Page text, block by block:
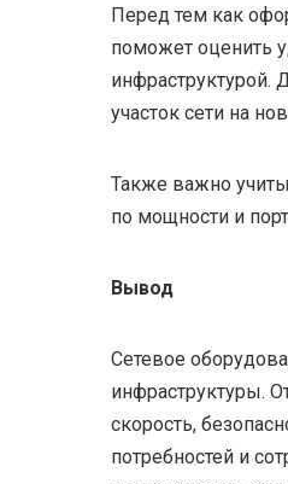
Перед тем как
поможет оценить
участок сети на
Также важно
по мощности и
Вывод
Сетевое
инфраструктуры.
скорость,
потребностей и